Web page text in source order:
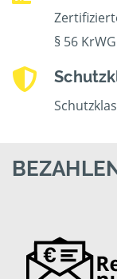
§ 56 KrWG